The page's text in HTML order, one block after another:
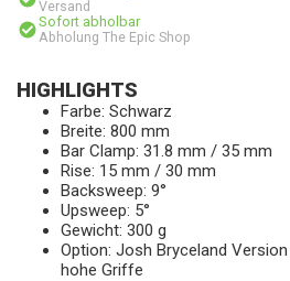
Versand
Sofort abholbar
Abholung The Epic Shop
HIGHLIGHTS
Farbe: Schwarz
Breite: 800 mm
Bar Clamp: 31.8 mm / 35 mm
Rise: 15 mm / 30 mm
Backsweep: 9°
Upsweep: 5°
Gewicht: 300 g
Option: Josh Bryceland
hohe Griffe